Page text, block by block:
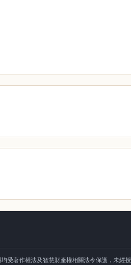
受著作權法及智慧財產權相關法令保護，未經